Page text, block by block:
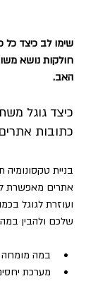
חולקות נושא
האב.
כיצד גוגל
כתובות אתרים
בניית
אתרים מאפשרת
ועוזרת לגוגל
שלכם ולהבין
במה
מערכת